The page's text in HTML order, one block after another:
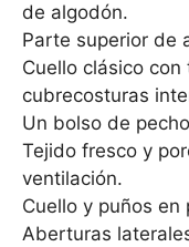
de algodón.
Parte superior de
Cuello clásico
cubrecosturas
Un bolso de
Tejido fresco y
ventilación.
Cuello y puños en
Aberturas